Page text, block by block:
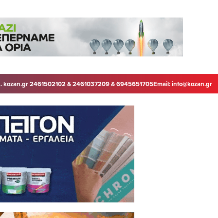
kozan.gr 2461502102 & 2461037209 & 6945651705Email:info@kozan.gr